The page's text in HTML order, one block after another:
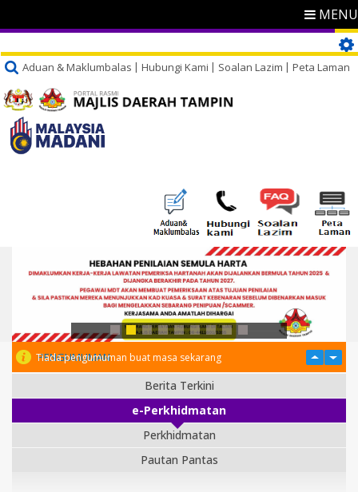
MENU
Aduan & Maklumbalas Hubungi Kami Soalan Lazim Peta Laman
PENGUMUMAN
Tiada pengumuman buat masa sekarang
Berita Terkini
e-Perkhidmatan
Perkhidmatan
Pautan Pantas